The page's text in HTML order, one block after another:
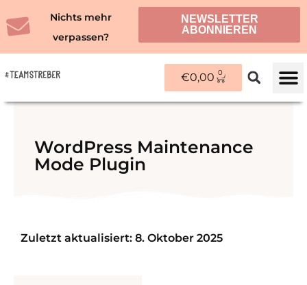
Inhalt
Nichts mehr
verpassen?
NEWSLETTER
ABONNIEREN
€0,00 0
WARENKORB
WordPress Maintenance
Mode Plugin
Zuletzt aktualisiert: 8. Oktober 2025